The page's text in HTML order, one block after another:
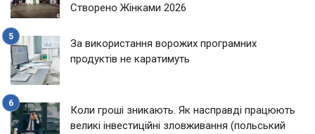
Створено Жінками 2026
За використання ворожих програмних
продуктів не каратимуть
Коли гроші зникають. Як насправді працюють
великі інвестиційні зловживання (польський